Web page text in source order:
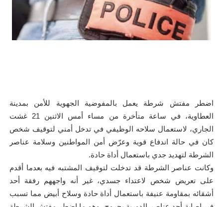
اضطر مفتش شرطة يعمل بالمفوضية الجهوية للأمن بمدينة
العطاوية، في ساعة متأخرة من مساء أمس الاثنين 21 غشت
الجاري، لاستعمال سلاحه الوظيفي في تدخل أمني لتوقيف شخص
كان في حالة اندفاع قوية وعرّض أمن المواطنين وسلامة عناصر
الشرطة لتهديد جدي باستعمال أداة حادة.
وكانت عناصر الشرطة قد تدخلت لتوقيف المشتبه فيه بعدما أقدم
على تعريض شخص لاعتداء جسدي، غير أنه واجههم رفقة أحد
أشقائه بمقاومة عنيفة باستعمال أداة حادة وسلاح أبيض مما تسبب